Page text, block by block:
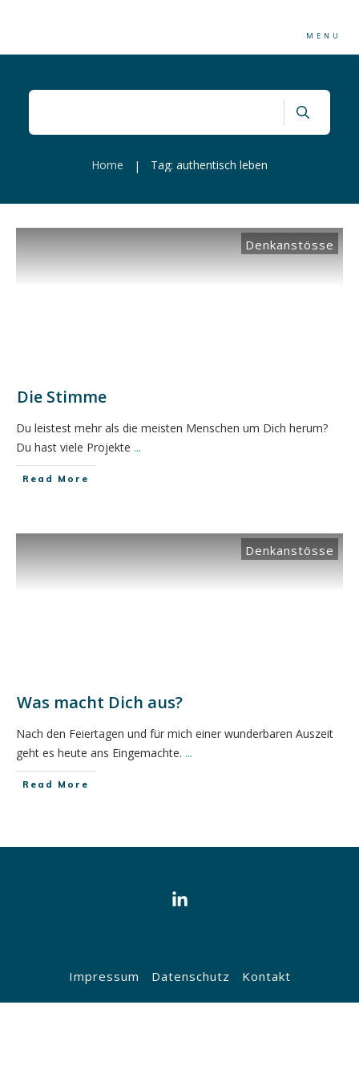
MENU
Home | Tag: authentisch leben
Denkanstösse
Die Stimme
Du leistest mehr als die meisten Menschen um Dich herum?
Du hast viele Projekte ...
​Read More
Denkanstösse
Was macht Dich aus?
Nach den Feiertagen und für mich einer wunderbaren Auszeit
geht es heute ans Eingemachte. ...
​Read More
Impressum Datenschutz Kontakt